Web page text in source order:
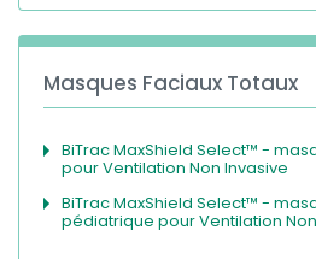
Masques Faciaux Totaux
BiTrac MaxShield Select™ -
pour Ventilation Non Invasive
BiTrac MaxShield Select™ -
pédiatrique pour Ventilation